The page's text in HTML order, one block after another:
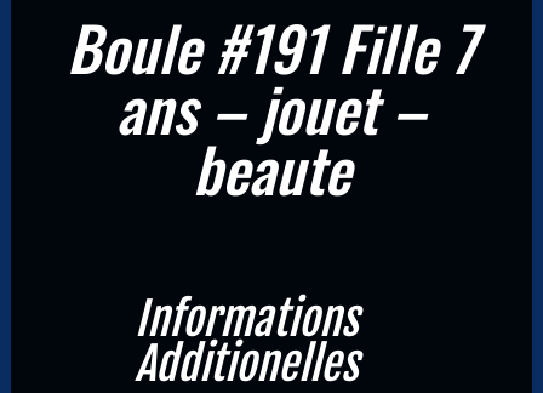
Boule #191 Fille 7
ans – jouet –
beaute
Informations
Additionelles